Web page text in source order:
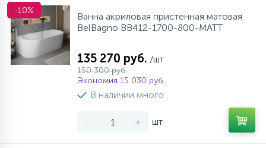
-10%
Ванна акриловая пристенная матовая
BelBagno BB412-1700-800-MATT
135 270 руб. /шт
150 300 руб.
Экономия 15 030 руб.
В наличии много
- + шт